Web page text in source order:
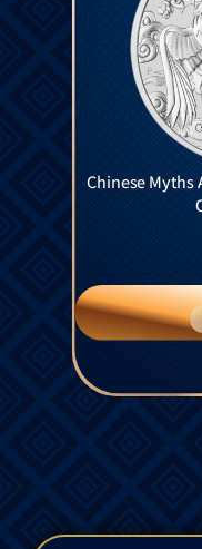
Chinese Myths